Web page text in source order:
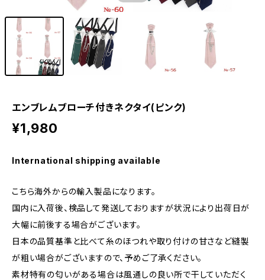
エンブレムブローチ付きネクタイ(ピンク)
¥1,980
International shipping available
こちら海外からの輸入製品になります。
国内に入荷後、検品して発送しておりますが状況により出荷日が
大幅に前後する場合がございます。
日本の品質基準と比べて糸のほつれや取り付けの甘さなど縫製
が粗い場合がございますので、予めご了承ください。
素材特有の匂いがある場合は風通しの良い所で干していただく